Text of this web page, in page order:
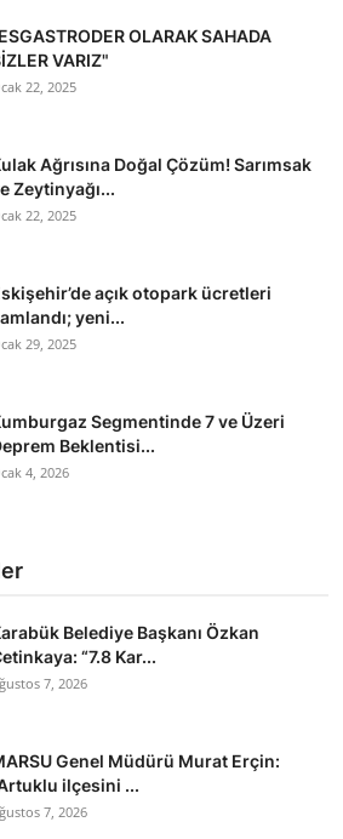
OLARAK SAHADA
VARIZ"
22, 2025
Ağrısına Doğal Çözüm! Sarımsak
Zeytinyağı...
22, 2025
açık otopark ücretleri
yeni...
29, 2025
Segmentinde 7 ve Üzeri
Beklentisi...
4, 2026
Belediye Başkanı Özkan
“7.8 Kar...
7, 2026
Genel Müdürü Murat Erçin:
ilçesini ...
7, 2026